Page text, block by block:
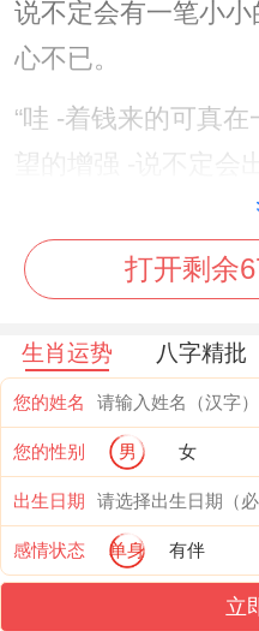
说不定会有一笔小
心不已。
“哇 -着钱来的可真
望的增强 -说不定会
一定得提醒属鸡女们
呢！”在中后期 -投
多。但属鸡女一定
免盲目跟着风、以防
“着投资可得小心着
感情运势：波折中见
打开剩余
生肖运势 八字精批
您的姓名
您的性别 男 女
出生日期
感情状态 单身 有伴
立